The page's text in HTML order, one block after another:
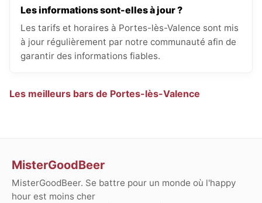
Les informations sont-elles à jour ?
Les tarifs et horaires à Portes-lès-Valence sont mis
à jour régulièrement par notre communauté afin de
garantir des informations fiables.
Les meilleurs bars de Portes-lès-Valence
MisterGoodBeer
MisterGoodBeer. Se battre pour un monde où l'happy
hour est moins cher